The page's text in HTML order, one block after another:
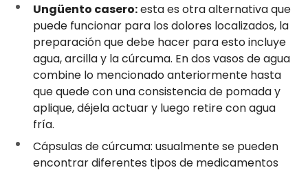
Ungüento casero:esta es otra alternativa que
puede funcionar para los dolores localizados, la
preparación que debe hacer para esto incluye
agua, arcilla y la cúrcuma. En dos vasos de agua
combine lo mencionado anteriormente hasta
que quede con una consistencia de pomada y
aplique, déjela actuar y luego retire con agua
fría.
Cápsulas de cúrcuma: usualmente se pueden
encontrar diferentes tipos de medicamentos